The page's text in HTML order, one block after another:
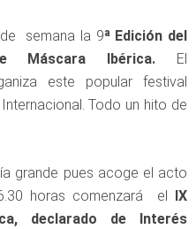
semana la 9ª Edición del
Máscara Ibérica.
El
este popular festival
Todo un hito de
grande pues acoge el acto
horas comenzará el
IX
declarado de Interés